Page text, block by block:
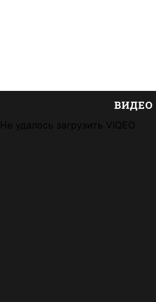
ВИДЕО
Не удалось загрузить VIQEO